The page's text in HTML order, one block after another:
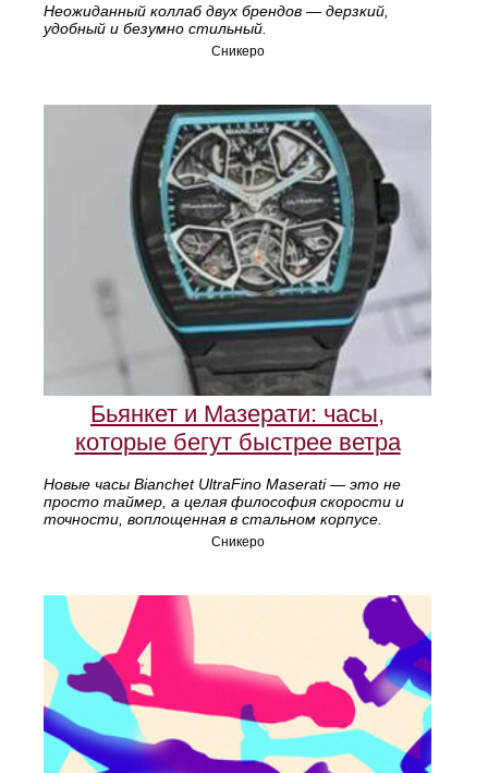
Неожиданный коллаб двух брендов — дерзкий,
удобный и безумно стильный.
Сникеро
Бьянкет и Мазерати: часы,
которые бегут быстрее ветра
Новые часы Bianchet UltraFino Maserati — это не
просто таймер, а целая философия скорости и
точности, воплощенная в стальном корпусе.
Сникеро